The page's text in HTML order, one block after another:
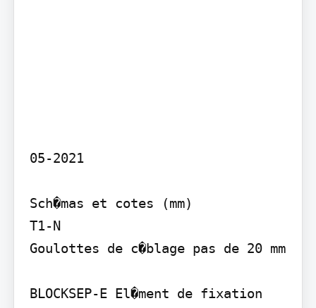
05-2021
Sch�mas et cotes (mm)
T1-N
Goulottes de c�blage pas de 20 mm
BLOCKSEP-E El�ment de fixation